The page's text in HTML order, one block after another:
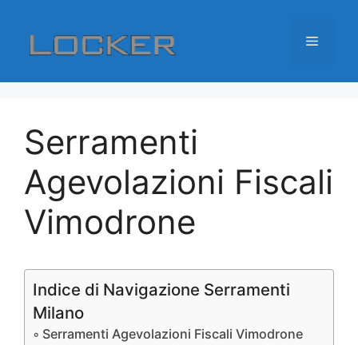
contenuto
Menu
Serramenti
Agevolazioni Fiscali
Vimodrone
Indice di Navigazione Serramenti
Milano
Serramenti Agevolazioni Fiscali Vimodrone